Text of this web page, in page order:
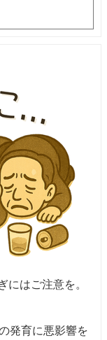
にはご注意を。
発育に悪影響を